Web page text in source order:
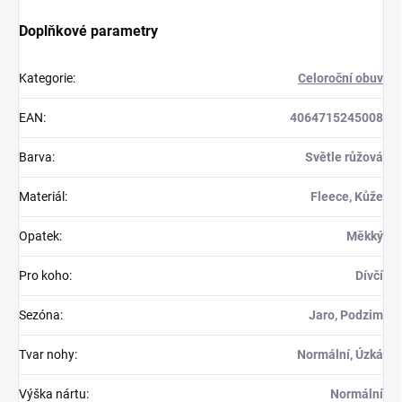
Doplňkové parametry
Kategorie: Celoroční obuv
EAN: 4064715245008
Barva: Světle růžová
Materiál : Fleece, Kůže
Opatek: Měkký
Pro koho: Dívčí
Sezóna: Jaro, Podzim
Tvar nohy: Normální, Úzká
Výška nártu: Normální